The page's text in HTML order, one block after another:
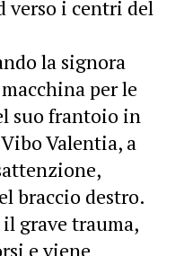
verso i centri del
la signora
per le
suo frantoio in
Valentia, a
braccio destro.
grave trauma,
e viene